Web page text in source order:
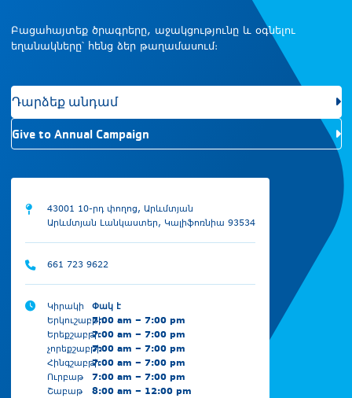
Բացահայտեք ծրագրերը, աջակցությունը և օգնելու
եղանակները՝ հենց ձեր թաղամասում։
Դարձեք անդամ
Give to Annual Campaign
43001 10-րդ փողոց, Արևմտյան
Արևմտյան Լանկաստեր, Կալիֆոռնիա 93534
661 723 9622
Կիրակի
Փակ է
Երկուշաբթի7:00 am – 7:00 pm
Երեքշաբթի7:00 am – 7:00 pm
չորեքշաբթի7:00 am – 7:00 pm
Հինգշաբթի7:00 am – 7:00 pm
Ուրբաթ
7:00 am – 7:00 pm
Շաբաթ
8:00 am – 12:00 pm